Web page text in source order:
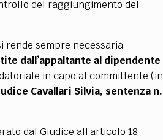
del raggiungimento del
rende sempre necessaria
dall’appaltante al dipendente
in capo al committente (in
Cavallari Silvia, sentenza n.
dal Giudice all’articolo 18